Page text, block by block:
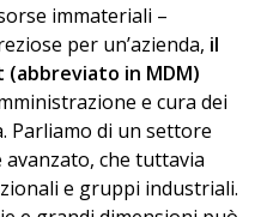
immateriali –
per un’azienda, il
in MDM)
e cura dei
Parliamo di un settore
che tuttavia
e gruppi industriali.